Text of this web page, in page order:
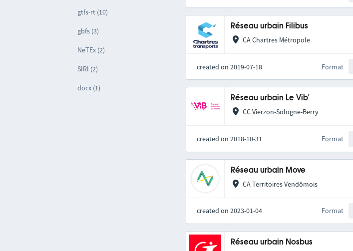
gtfs-rt (10)
gbfs (3)
NeTEx (2)
SIRI (2)
docx (1)
Réseau urbain Filibus
CA Chartres Métropole
created on 2019-07-18 Format
Réseau urbain Le Vib'
CC Vierzon-Sologne-Berry
created on 2018-10-31 Format
Réseau urbain Move
CA Territoires Vendômois
created on 2023-01-04 Format
Réseau urbain Nosbus